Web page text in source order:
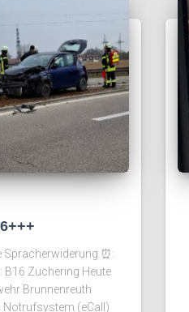
Spracherwiderung ⏰️:
B16 Zuchering Heute
Brunnenreuth
(eCall)